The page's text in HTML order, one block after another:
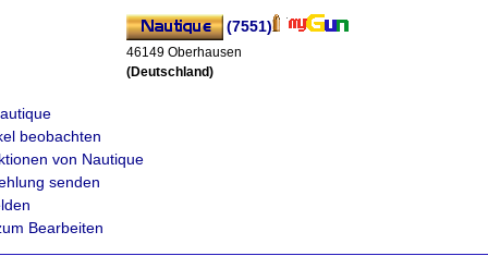
(7551)
46149 Oberhausen
(Deutschland)
beobachten
von Nautique
senden
Bearbeiten